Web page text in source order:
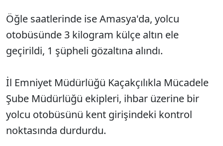
Öğle saatlerinde ise Amasya'da, yolcu
otobüsünde 3 kilogram külçe altın ele
geçirildi, 1 şüpheli gözaltına alındı.
İl Emniyet Müdürlüğü Kaçakçılıkla Mücadele
Şube Müdürlüğü ekipleri, ihbar üzerine bir
yolcu otobüsünü kent girişindeki kontrol
noktasında durdurdu.